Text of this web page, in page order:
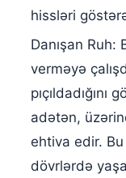
hissləri
Danışan
verməyə
adətən,
ehtiva edir.
dövrlərdə